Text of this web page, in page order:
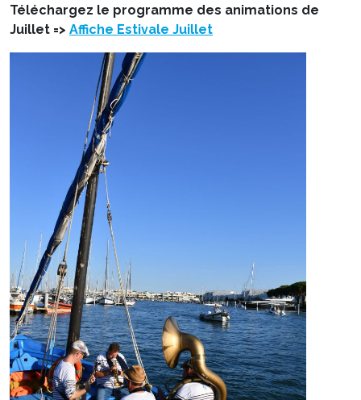
Téléchargez le programme des animations de
Juillet => Affiche Estivale Juillet